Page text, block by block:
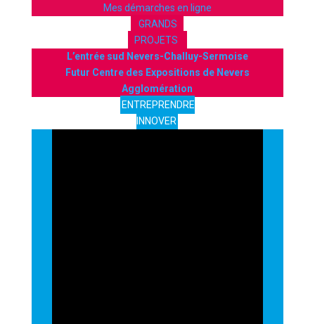
Mes démarches en ligne
GRANDS
PROJETS
L’entrée sud Nevers-Challuy-Sermoise
Futur Centre des Expositions de Nevers
Agglomération
ENTREPRENDRE
INNOVER